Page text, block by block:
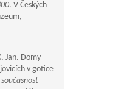
. V Českých
Jan. Domy
v gotice